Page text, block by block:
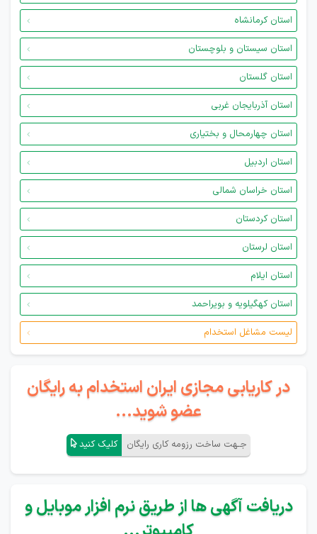
استان کرمانشاه
استان سیستان و بلوچستان
استان گلستان
استان آذربایجان غربی
استان چهارمحال و بختیاری
استان اردبیل
استان خراسان شمالی
استان کردستان
استان لرستان
استان ایلام
استان کهگیلویه و بویراحمد
لیست مشاغل استخدام
در کاریابی مجازی ایران استخدام به رایگان
عضو شوید...
جـهت ساخت رزومه کاری رایگان کلیک کنید
دریافت آگهی ها از طریق نرم افزار موبایل و